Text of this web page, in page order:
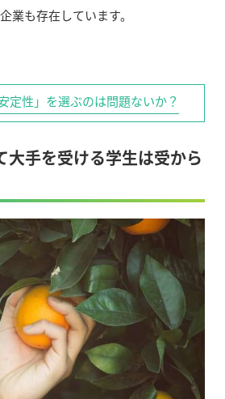
業も存在しています。
定性」を選ぶのは問題ないか？
大手を受ける学生は受から